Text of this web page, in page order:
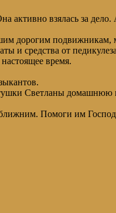
активно взялась за
дорогим подвижникам,
средства от
время.
Светланы домашнюю
Помоги им